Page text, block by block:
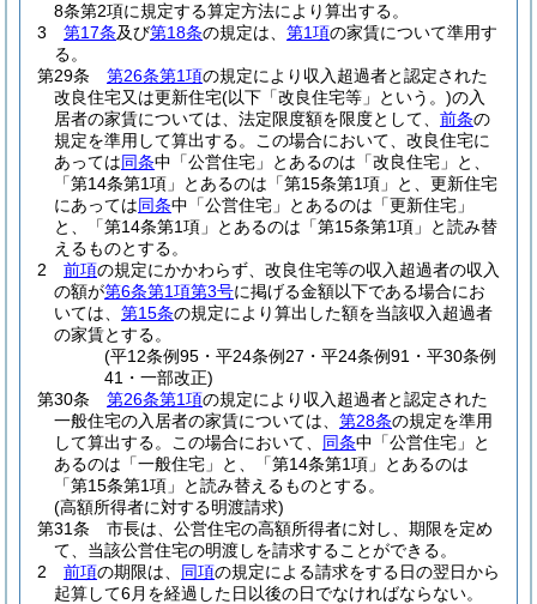
8条第2項に規定する算定方法により算出する。
3
第17条及び第18条の規定は、 第1項の家賃について準用す
る。
第29条
第26条第1項の規定により収入超過者と認定された
改良住宅又は更新住宅(以下「改良住宅等」という。)の入
居者の家賃については、法定限度額を限度として、 前条の
規定を準用して算出する。
この場合において、改良住宅に
あっては同条中「公営住宅」とあるのは「改良住宅」と、
「第14条第1項」とあるのは「第15条第1項」と、更新住宅
にあっては同条中「公営住宅」とあるのは「更新住宅」
と、「第14条第1項」とあるのは「第15条第1項」と読み替
えるものとする。
2
前項の規定にかかわらず、改良住宅等の収入超過者の収入
の額が第6条第1項第3号に掲げる金額以下である場合にお
いては、 第15条の規定により算出した額を当該収入超過者
の家賃とする。
(平12条例95・平24条例27・平24条例91・平30条例
41・一部改正)
第30条
第26条第1項の規定により収入超過者と認定された
一般住宅の入居者の家賃については、 第28条の規定を準用
して算出する。
この場合において、 同条中「公営住宅」と
あるのは「一般住宅」と、「第14条第1項」とあるのは
「第15条第1項」と読み替えるものとする。
(高額所得者に対する明渡請求)
第31条
市長は、公営住宅の高額所得者に対し、期限を定め
て、当該公営住宅の明渡しを請求することができる。
2
前項の期限は、 同項の規定による請求をする日の翌日から
起算して6月を経過した日以後の日でなければならない。